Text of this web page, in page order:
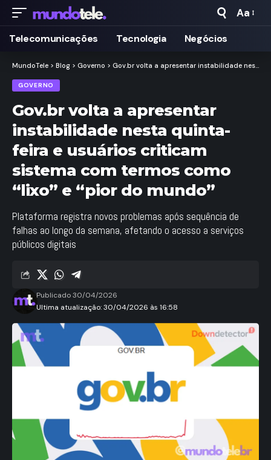
Fonte
Aa
Telecomunicações Tecnologia Negócios
MundoTele > Blog > Governo > Gov.br volta a apresentar instabilidade nesta quinta-feira e usuários criticam sistema com termos como “lixo” e “pior do mundo”
GOVERNO
Gov.br volta a apresentar
instabilidade nesta quinta-
feira e usuários criticam
sistema com termos como
“lixo” e “pior do mundo”
Plataforma registra novos problemas após sequência de
falhas ao longo da semana, afetando o acesso a serviços
públicos digitais
Ultima atualização: 30/04/2026 às 16:58
Publicado 30/04/2026